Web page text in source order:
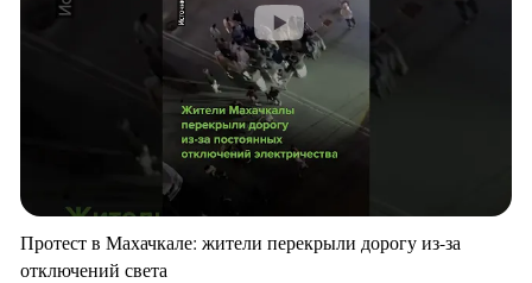
Протест в Махачкале: жители перекрыли дорогу из-за
отключений света